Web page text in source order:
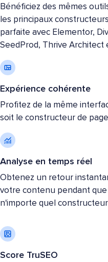
Bénéficiez des mêmes
les principaux
parfaite avec Elementor,
SeedProd, Thrive Architect
Expérience cohérente
Profitez de la même
soit le constructeur de
Analyse en temps réel
Obtenez un retour
votre contenu pendant
n'importe quel
Score TruSEO